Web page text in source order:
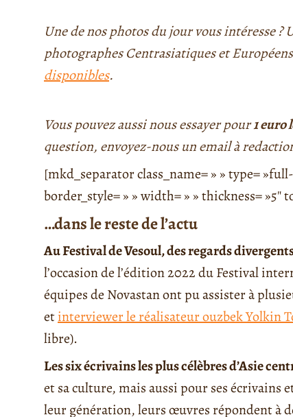
Une de nos photos du jour vous intéresse
photographes Centrasiatiques et
disponibles.
Vous pouvez aussi nous essayer pour1 euro
question, envoyez-nous un email à
[mkd_separator class_name= » » type=
border_style= » » width= » » thickness=
…dans le reste de l’actu
Au Festival de Vesoul, des regards
l’occasion de l’édition 2022 du Festival
équipes de Novastan ont pu assister à
etinterviewer le réalisateur ouzbek Yolkin
libre).
Les six écrivains les plus célèbres d’Asie
et sa culture, mais aussi pour ses écrivains
leur génération, leurs œuvres répondent à